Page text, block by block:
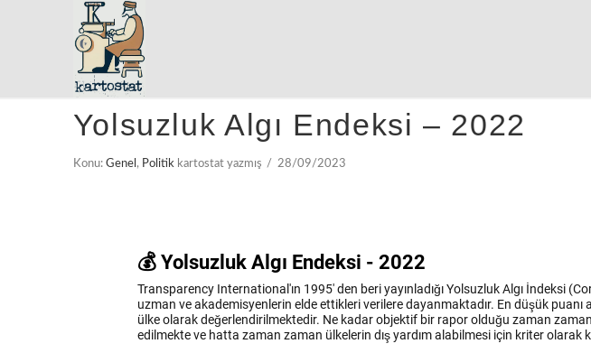
Yolsuzluk Algı Endeksi – 2022
Konu: Genel , Politik kartostat yazmış 28/09/2023